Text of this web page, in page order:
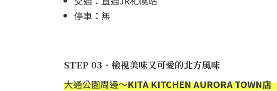
停車：無
STEP 03．檢視美味又可愛的北方風味
大通公園周邊～KITA KITCHEN AURORA TOWN店